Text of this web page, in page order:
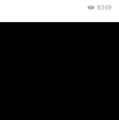
8369